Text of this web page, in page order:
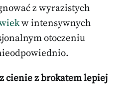
z wyrazistych
w intensywnych
otoczeniu
cienie z brokatem lepiej